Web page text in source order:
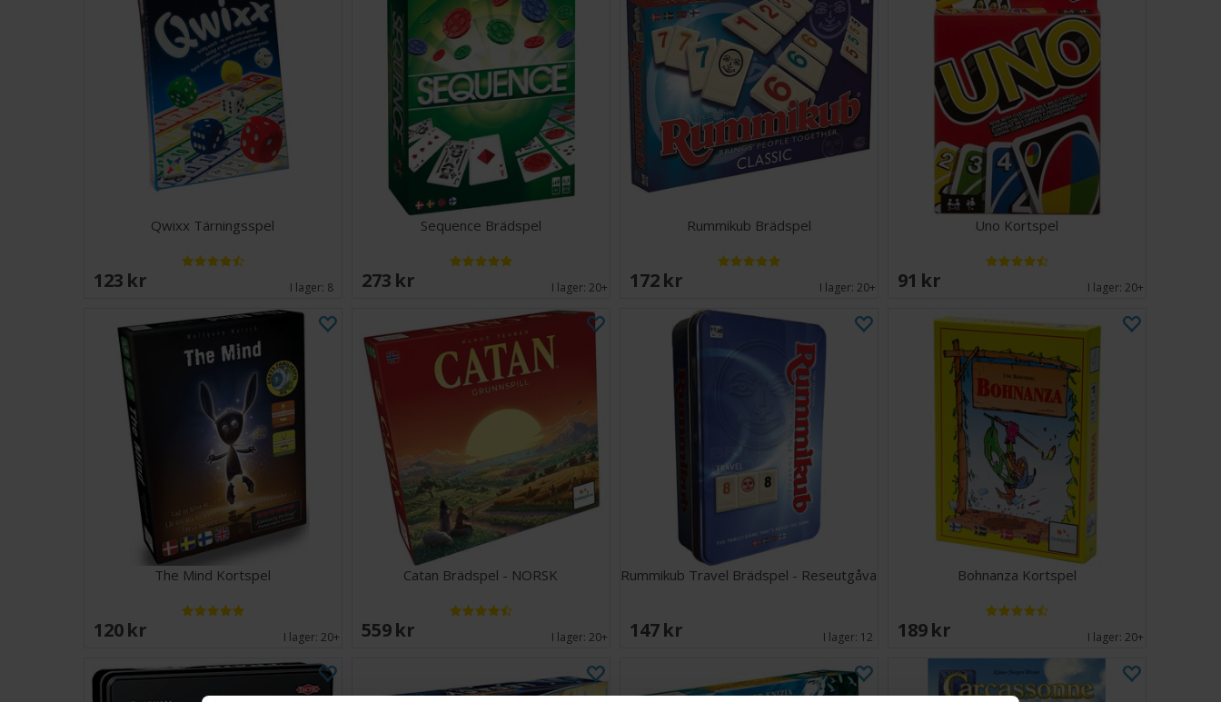
Qwixx Tärningsspel
123 SEK I lager: 8
Sequence Brädspel
273 SEK I lager:20+
Rummikub Brädspel
172 SEK I lager:20+
Uno Kortspel
91 SEK I lager:20+
The Mind Kortspel
120 SEK I lager:20+
Catan Brädspel - NORSK
559 SEK I lager:20+
Rummikub Travel Brädspel - Reseutgåva
147 SEK I lager: 12
Bohnanza Kortspel
189 SEK I lager:20+